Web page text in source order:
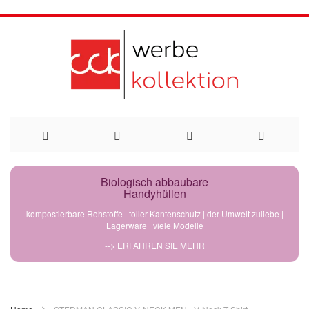
Direkt
Biologisch abbaubare
Handyhüllen
kompostierbare Rohstoffe | toller Kantenschutz | der Umwelt zuliebe |
Lagerware | viele Modelle
--> ERFAHREN SIE MEHR